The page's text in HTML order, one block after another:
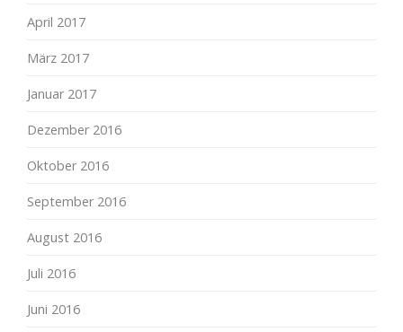
April 2017
März 2017
Januar 2017
Dezember 2016
Oktober 2016
September 2016
August 2016
Juli 2016
Juni 2016